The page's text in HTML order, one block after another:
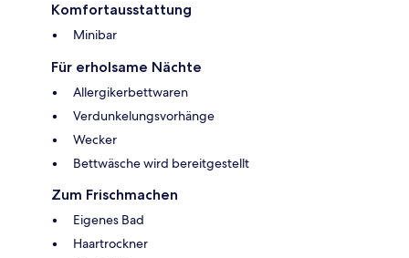
Komfortausstattung
Minibar
Für erholsame Nächte
Allergikerbettwaren
Verdunkelungsvorhänge
Wecker
Bettwäsche wird bereitgestellt
Zum Frischmachen
Eigenes Bad
Haartrockner